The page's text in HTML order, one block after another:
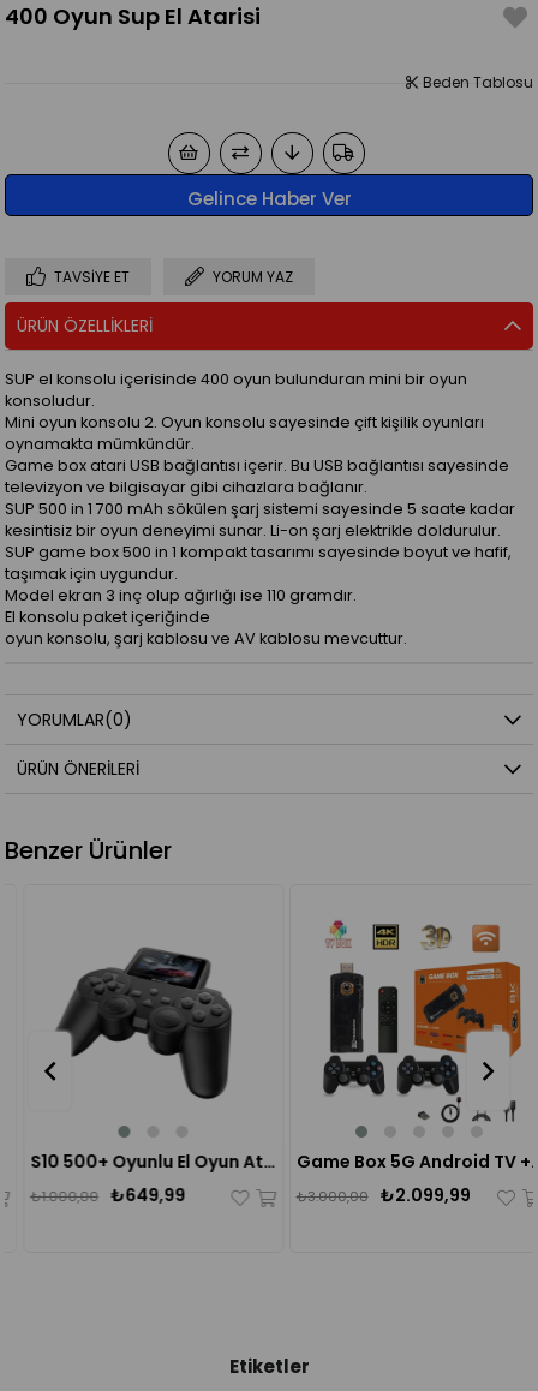
400 Oyun Sup El Atarisi
Beden Tablosu
Gelince Haber Ver
TAVSIYE ET YORUM YAZ
ÜRÜN ÖZELLIKLERI
SUP el konsolu içerisinde 400 oyun bulunduran mini bir oyun
konsoludur.
Mini oyun konsolu 2. Oyun konsolu sayesinde çift kişilik oyunları
oynamakta mümkündür.
Game box atari USB bağlantısı içerir. Bu USB bağlantısı sayesinde
televizyon ve bilgisayar gibi cihazlara bağlanır.
SUP 500 in 1 700 mAh sökülen şarj sistemi sayesinde 5 saate kadar
kesintisiz bir oyun deneyimi sunar. Li-on şarj elektrikle doldurulur.
SUP game box 500 in 1 kompakt tasarımı sayesinde boyut ve hafif,
taşımak için uygundur.
Model ekran 3 inç olup ağırlığı ise 110 gramdır.
El konsolu paket içeriğinde
oyun konsolu, şarj kablosu ve AV kablosu mevcuttur.
YORUMLAR(0)
ÜRÜN ÖNERILERI
Benzer Ürünler
S10 500+ Oyunlu El Oyun Atari Konsolu
₺649,99
₺1.000,00
Game Box 5G Android TV + Game Siyah İki Kollu
₺2.099,99
₺3.000,00
Etiketler